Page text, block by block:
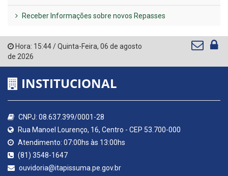
Receber Informações sobre novos Repasses
Hora: 15:44/Quinta-Feira, 06 de agosto
de 2026
INSTITUCIONAL
CNPJ: 08.637.399/0001-28
Rua Manoel Lourenço, 16, Centro - CEP 53.700-000
Atendimento: 07:00hs às 13:00hs
(81) 3548-1647
ouvidoria@itapissuma.pe.gov.br